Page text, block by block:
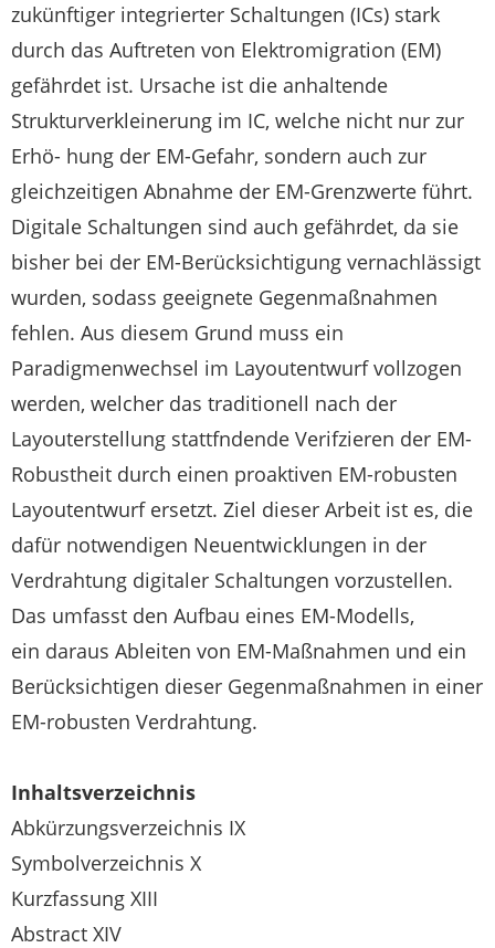
zukünftiger integrierter Schaltungen (ICs) stark
durch das Auftreten von Elektromigration (EM)
gefährdet ist. Ursache ist die anhaltende
Strukturverkleinerung im IC, welche nicht nur zur
Erhö- hung der EM-Gefahr, sondern auch zur
gleichzeitigen Abnahme der EM-Grenzwerte führt.
Digitale Schaltungen sind auch gefährdet, da sie
bisher bei der EM-Berücksichtigung vernachlässigt
wurden, sodass geeignete Gegenmaßnahmen
fehlen. Aus diesem Grund muss ein
Paradigmenwechsel im Layoutentwurf vollzogen
werden, welcher das traditionell nach der
Layouterstellung stattfndende Verifzieren der EM-
Robustheit durch einen proaktiven EM-robusten
Layoutentwurf ersetzt. Ziel dieser Arbeit ist es, die
dafür notwendigen Neuentwicklungen in der
Verdrahtung digitaler Schaltungen vorzustellen.
Das umfasst den Aufbau eines EM-Modells,
ein daraus Ableiten von EM-Maßnahmen und ein
Berücksichtigen dieser Gegenmaßnahmen in einer
EM-robusten Verdrahtung.
Inhaltsverzeichnis
Abkürzungsverzeichnis IX
Symbolverzeichnis X
Kurzfassung XIII
Abstract XIV